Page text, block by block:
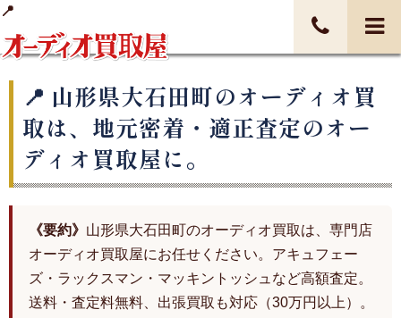
山形県大石田町のオーディオ買
取は、地元密着・適正査定のオー
ディオ買取屋に。
《要約》 山形県大石田町のオーディオ買取は、専門店
オーディオ買取屋にお任せください。アキュフェー
ズ・ラックスマン・マッキントッシュなど高額査定。
送料・査定料無料、出張買取も対応（30万円以上）。